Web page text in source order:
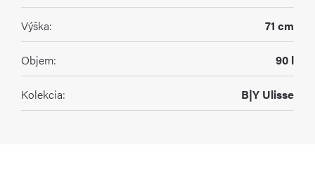
Výška: 71 cm
Objem: 90 l
Kolekcia: B|Y Ulisse